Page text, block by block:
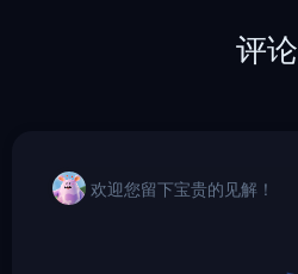
评论
欢迎您留下宝贵的见解！